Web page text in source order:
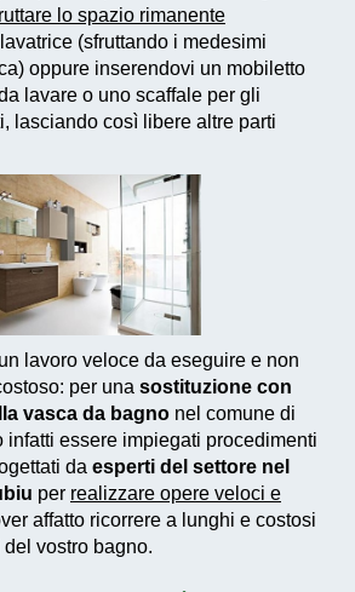
lo spazio rimanente
(sfruttando i medesimi
oppure inserendovi un mobiletto
lavare o uno scaffale per gli
lasciando così libere altre parti
lavoro veloce da eseguire e non
: per una sostituzione con
vasca da bagno nel comune di
infatti essere impiegati procedimenti
da esperti del settore nel
per realizzare opere veloci e
affatto ricorrere a lunghi e costosi
vostro bagno.